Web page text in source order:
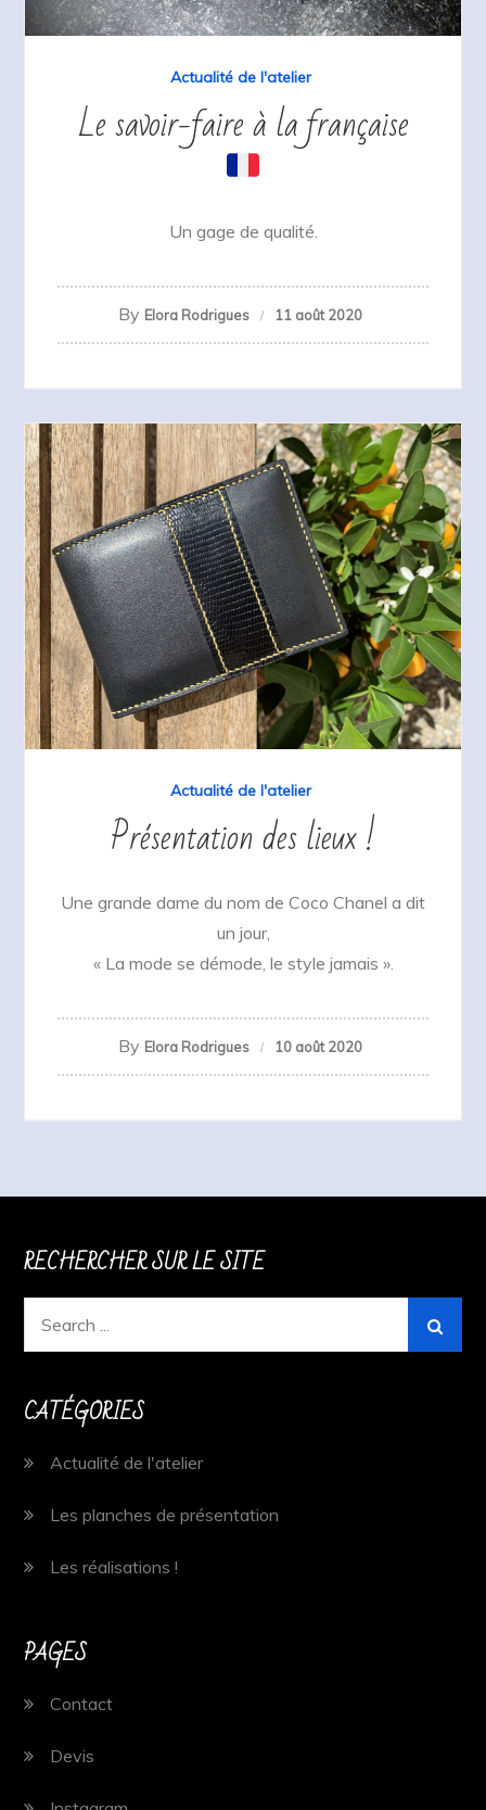
Actualité de l'atelier
Le savoir-faire à la française
Un gage de qualité.
By Elora Rodrigues 11 août 2020
Actualité de l'atelier
Présentation des lieux !
Une grande dame du nom de Coco Chanel a dit
un jour,
« La mode se démode, le style jamais ».
By Elora Rodrigues 10 août 2020
RECHERCHER SUR LE SITE
CATÉGORIES
Actualité de l'atelier
Les planches de présentation
Les réalisations !
PAGES
Contact
Devis